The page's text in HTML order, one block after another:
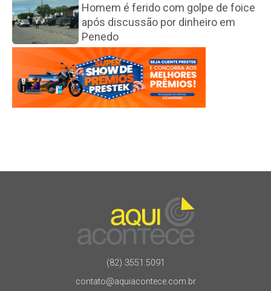
Homem é ferido com golpe de foice
após discussão por dinheiro em
Penedo
(82) 3551.5091
contato@aquiacontece.com.br